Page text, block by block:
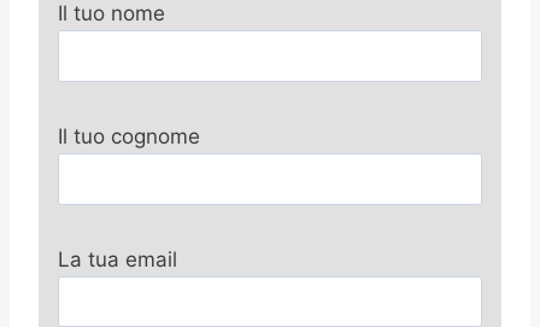
Il tuo nome
Il tuo cognome
La tua email